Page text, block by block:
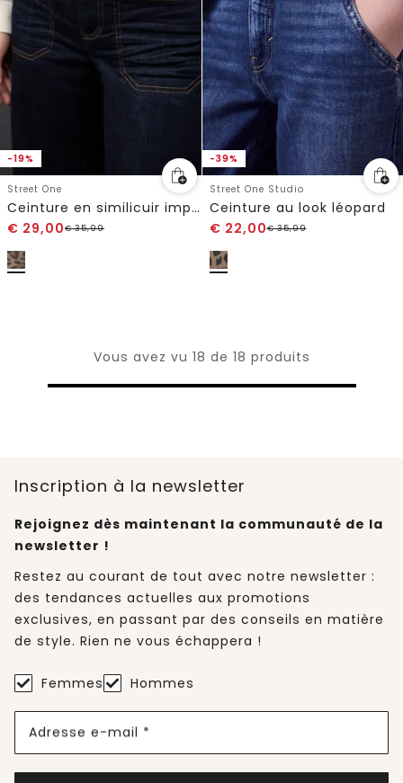
-19%
Street One
Ceinture en similicuir imprimé léopard
€ 29,00€35,99
-39%
Street One Studio
Ceinture au look léopard
€ 22,00€35,99
Vous avez vu 18 de 18 produits
Inscription à la newsletter
Rejoignez dès maintenant la communauté de la
newsletter !
Restez au courant de tout avec notre newsletter :
des tendances actuelles aux promotions
exclusives, en passant par des conseils en matière
de style. Rien ne vous échappera !
Femmes Hommes
Adresse e-mail *